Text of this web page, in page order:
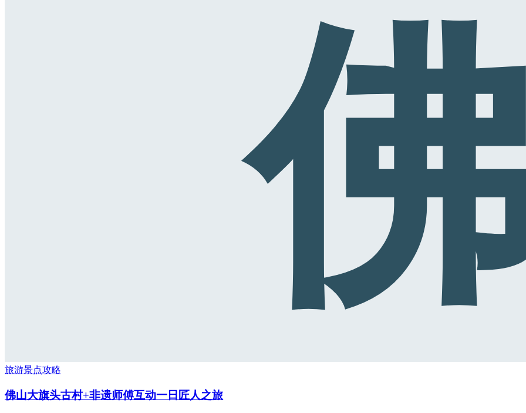
旅游景点攻略
佛山大旗头古村+非遗师傅互动一日匠人之旅